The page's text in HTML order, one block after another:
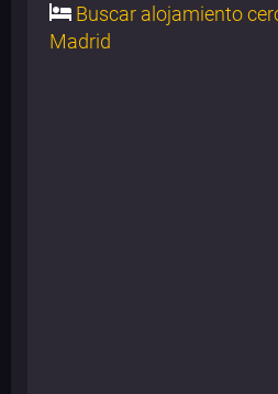
Buscar alojamiento
Madrid